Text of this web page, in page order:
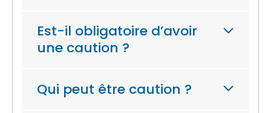
Est-il obligatoire d’avoir
une caution ?
Qui peut être caution ?